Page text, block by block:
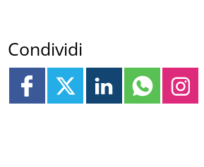
Condividi